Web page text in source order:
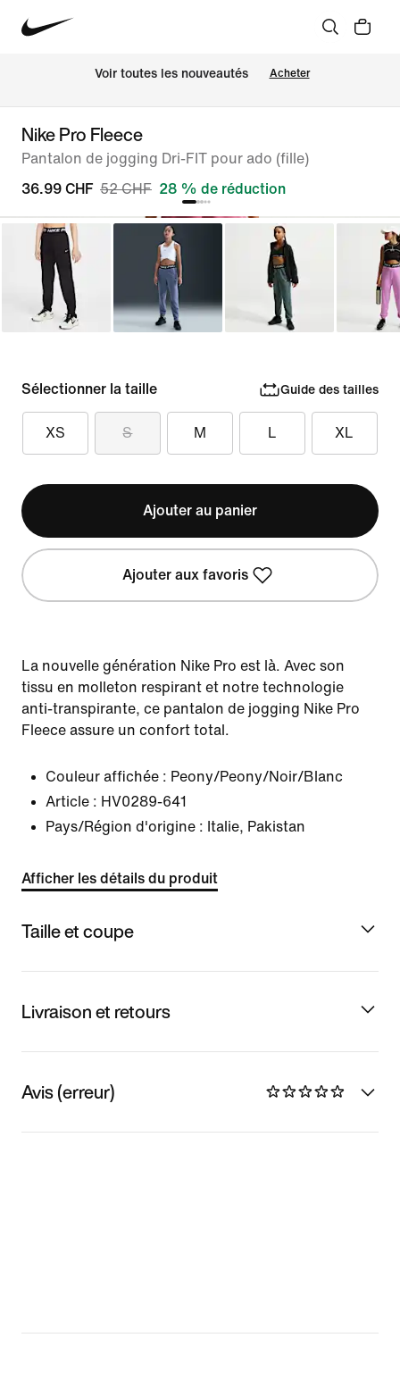
Voir toutes les nouveautés Acheter
Nike Pro Fleece
Pantalon de jogging Dri-FIT pour ado (fille)
36.99 CHF 52 CHF 28 % de réduction
Sélectionner la taille Guide des tailles
XS S M L XL
Ajouter au panier
Ajouter aux favoris
La nouvelle génération Nike Pro est là. Avec son
tissu en molleton respirant et notre technologie
anti-transpirante, ce pantalon de jogging Nike Pro
Fleece assure un confort total.
Couleur affichée : Peony/Peony/Noir/Blanc
Article : HV0289-641
Pays/Région d'origine : Italie, Pakistan
Afficher les détails du produit
Taille et coupe
Livraison et retours
Avis (erreur)